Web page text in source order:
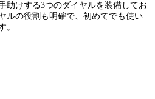
助けする3つのダイヤルを装備してお
ルの役割も明確で、初めてでも使い
。